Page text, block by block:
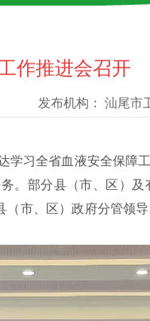
作推进会召开
发布机构： 汕尾市
学习全省血液安全保障
。部分县（市 、区 ）及
（市、区）政府分管领